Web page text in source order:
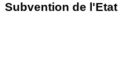
Subvention de l'Etat